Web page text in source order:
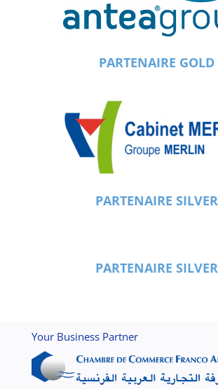
PARTENAIRE GOLD
PARTENAIRE SILVER
PARTENAIRE SILVER
Your Business Partner